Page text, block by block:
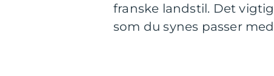
franske landstil. Det
som du synes passer